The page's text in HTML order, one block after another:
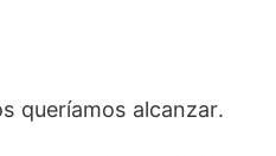
queríamos alcanzar.